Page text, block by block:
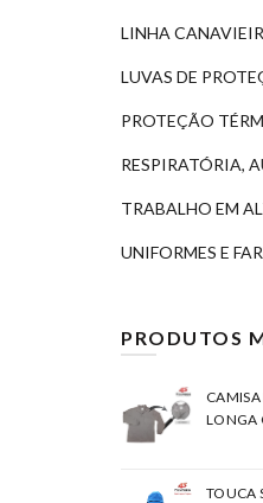
LINHA
LUVAS DE
PROTEÇÃO
RESPIRATÓRIA,
TRABALHO EM
UNIFORMES E
PRODUTOS
LONGA
TOUCA